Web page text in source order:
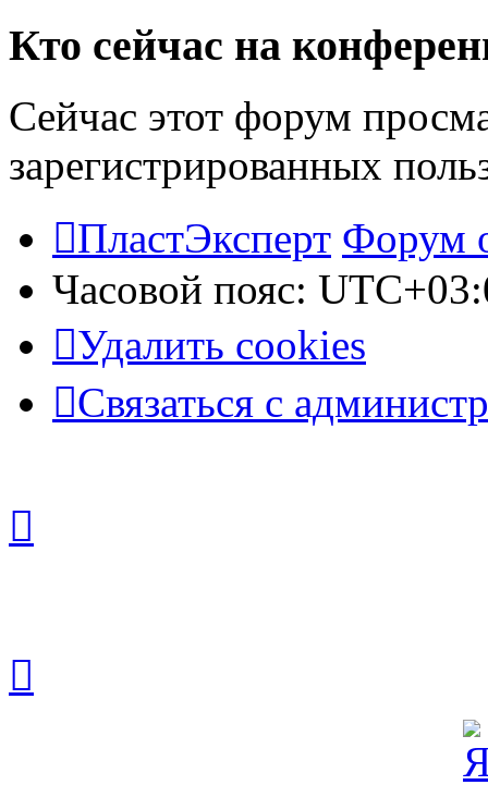
Кто сейчас на
Сейчас этот форум
зарегистрированных
ПластЭксперт Форум
Часовой пояс:
Удалить cookies
Связаться с